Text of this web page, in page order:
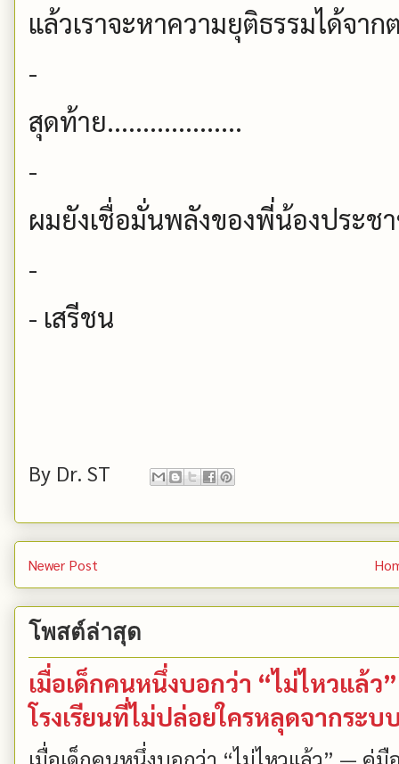
แล้วเราจะหาความยุติธรรมได้จา
-
สุดท้าย...................
-
ผมยังเชื่อมั่นพลังของพี่น้องประ
-
- เสรีชน
By Dr. ST
Newer Post
โพสต์ล่าสุด
เมื่อเด็กคนหนึ่งบอกว่า “ไม่ไหวแล้
โรงเรียนที่ไม่ปล่อยใครหลุดจากระบ